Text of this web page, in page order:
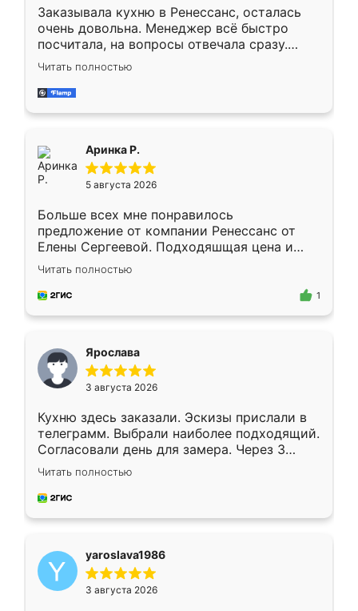
Заказывала кухню в Ренессанс, осталась
очень довольна. Менеджер всё быстро
посчитала, на вопросы отвечала сразу.
Замерщик приехал в субботу, подошёл к
делу со всей ответственностью. Собрали
за день, ребята работали аккуратно, даже
Читать полностью
Аринка Р.
5 августа 2026
Больше всех мне понравилось
предложение от компании Ренессанс от
Елены Сергеевой. Подходяшщая цена и
короткие сроки изготовления. Приехавший
для замера сотрудник Владислав
предложил по моему эскизу самый
Читать полностью
1
Ярослава
3 августа 2026
Кухню здесь заказали. Эскизы прислали в
телеграмм. Выбрали наиболее подходящий.
Согласовали день для замера. Через 3
недели кухня была уже готова. Остались
довольны работой. Спасибо Ренессанс
мебель за качественную работу!
Читать полностью
yaroslava1986
3 августа 2026